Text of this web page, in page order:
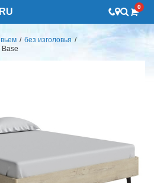
0
/ без изголовья /
Base